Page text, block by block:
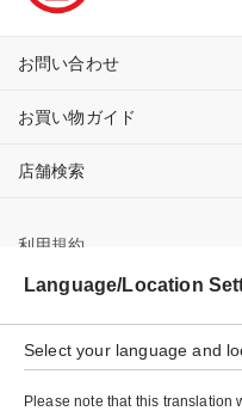
お問い合わせ
お買い物ガイド
店舗検索
利用規約
プライバシーポリシー
特定商取引法に基づく表示
会社概要
Language/Location
Select your language and
Please note that this translation